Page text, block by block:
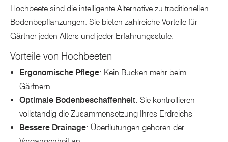
Hochbeete sind die intelligente Alternative zu traditionellen
Bodenbepflanzungen. Sie bieten zahlreiche Vorteile für
Gärtner jeden Alters und jeder Erfahrungsstufe.
Vorteile von Hochbeeten
Ergonomische Pflege: Kein Bücken mehr beim
Gärtnern
Optimale Bodenbeschaffenheit: Sie kontrollieren
vollständig die Zusammensetzung Ihres Erdreichs
Bessere Drainage: Überflutungen gehören der